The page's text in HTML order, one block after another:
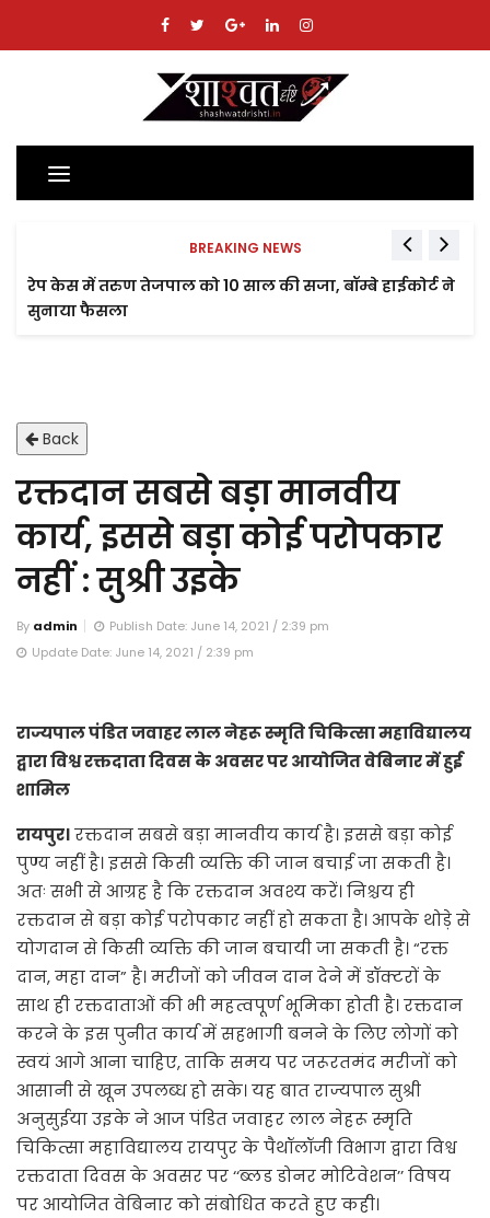
Toggle
navigation
BREAKING NEWS
रेप केस में तरुण तेजपाल को 10 साल की सजा, बॉम्बे हाईकोर्ट ने
सुनाया फैसला
Back
रक्तदान सबसे बड़ा मानवीय
कार्य, इससे बड़ा कोई परोपकार
नहीं : सुश्री उइके
By admin
Publish Date: June 14, 2021 / 2:39 pm
Update Date: June 14, 2021 / 2:39 pm
राज्यपाल पंडित जवाहर लाल नेहरू स्मृति चिकित्सा महाविद्यालय
द्वारा विश्व रक्तदाता दिवस के अवसर पर आयोजित वेबिनार में हुई
शामिल
रायपुर।रक्तदान सबसे बड़ा मानवीय कार्य है। इससे बड़ा कोई
पुण्य नहीं है। इससे किसी व्यक्ति की जान बचाई जा सकती है।
अतः सभी से आग्रह है कि रक्तदान अवश्य करें। निश्चय ही
रक्तदान से बड़ा कोई परोपकार नहीं हो सकता है। आपके थोड़े से
योगदान से किसी व्यक्ति की जान बचायी जा सकती है। “रक्त
दान, महा दान” है। मरीजों को जीवन दान देने में डॉक्टरों के
साथ ही रक्तदाताओं की भी महत्वपूर्ण भूमिका होती है। रक्तदान
करने के इस पुनीत कार्य में सहभागी बनने के लिए लोगों को
स्वयं आगे आना चाहिए, ताकि समय पर जरूरतमंद मरीजों को
आसानी से खून उपलब्ध हो सके। यह बात राज्यपाल सुश्री
अनुसुईया उइके ने आज पंडित जवाहर लाल नेहरू स्मृति
चिकित्सा महाविद्यालय रायपुर के पैथॉलॉजी विभाग द्वारा विश्व
रक्तदाता दिवस के अवसर पर ‘‘ब्लड डोनर मोटिवेशन’’ विषय
पर आयोजित वेबिनार को संबोधित करते हुए कही।